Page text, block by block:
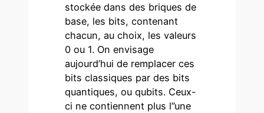
stockée dans des briques de
base, les bits, contenant
chacun, au choix, les valeurs
0 ou 1. On envisage
aujourd’hui de remplacer ces
bits classiques par des bits
quantiques, ou qubits. Ceux-
ci ne contiennent plus l’’une